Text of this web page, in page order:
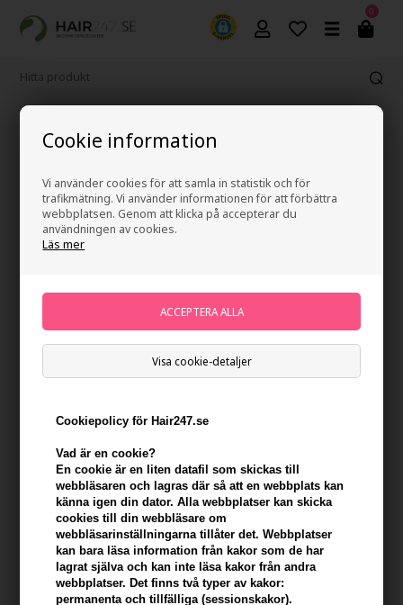
Cookie information
Vi använder cookies för att samla in statistik och för
trafikmätning. Vi använder informationen för att förbättra
webbplatsen. Genom att klicka på accepterar du
användningen av cookies.
Läs mer
Visa cookie-detaljer
Cookiepolicy för Hair247.se
Vad är en cookie?
En cookie är en liten datafil som skickas till
webbläsaren och lagras där så att en webbplats kan
känna igen din dator. Alla webbplatser kan skicka
cookies till din webbläsare om
webbläsarinställningarna tillåter det. Webbplatser
kan bara läsa information från kakor som de har
lagrat själva och kan inte läsa kakor från andra
webbplatser. Det finns två typer av kakor:
permanenta och tillfälliga (sessionskakor).
0
KMS HairPlay Dry Wax 150 ml